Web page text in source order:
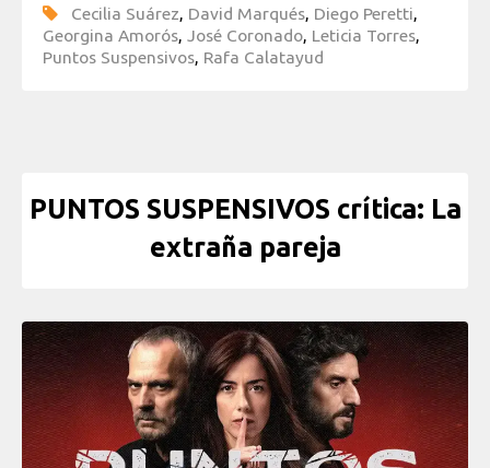
Cecilia Suárez, David Marqués, Diego Peretti,
Georgina Amorós, José Coronado, Leticia Torres,
Puntos Suspensivos, Rafa Calatayud
PUNTOS SUSPENSIVOS crítica: La
extraña pareja